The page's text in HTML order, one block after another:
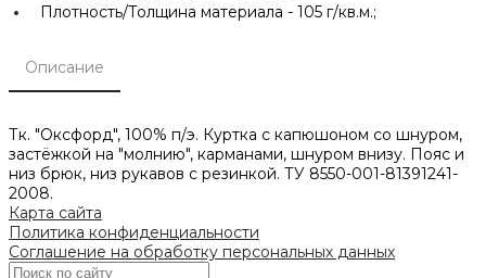
Плотность/Толщина материала - 105 г/кв.м.;
Описание
Тк. "Оксфорд", 100% п/э. Куртка с капюшоном со шнуром,
застёжкой на "молнию", карманами, шнуром внизу. Пояс и
низ брюк, низ рукавов с резинкой. ТУ 8550-001-81391241-
2008.
Карта сайта
Политика конфиденциальности
Соглашение на обработку персональных данных